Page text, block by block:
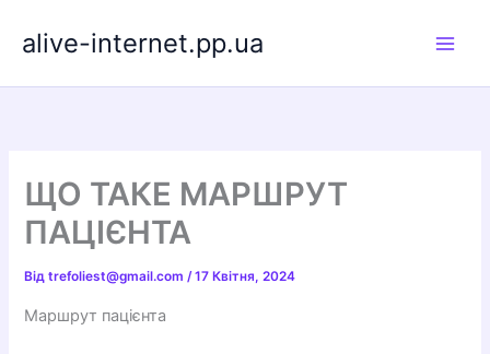
alive-internet.pp.ua
ЩО ТАКЕ МАРШРУТ
ПАЦІЄНТА
Відtrefoliest@gmail.com/17 Квітня, 2024
Маршрут пацієнта